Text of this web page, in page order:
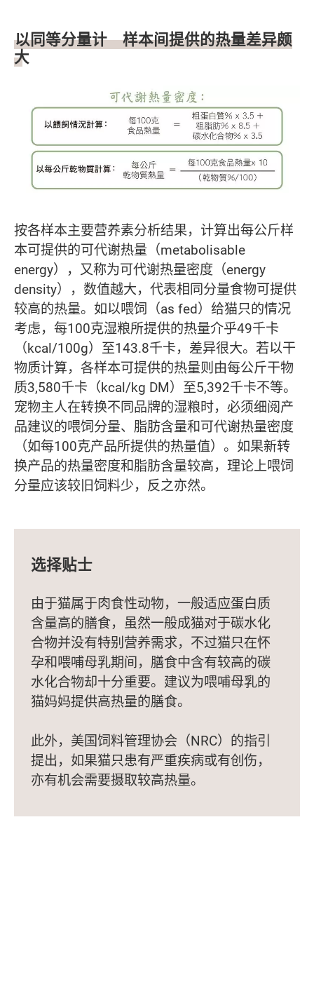
以同等分量计 样本间提供的热量差异颇
大
按各样本主要营养素分析结果，计算出每公斤样
本可提供的可代谢热量（metabolisable
energy），又称为可代谢热量密度（energy
density），数值越大，代表相同分量食物可提供
较高的热量。如以喂饲（as fed）给猫只的情况
考虑，每100克湿粮所提供的热量介乎49千卡
（kcal/100g）至143.8千卡，差异很大。若以干
物质计算，各样本可提供的热量则由每公斤干物
质3,580千卡（kcal/kg DM）至5,392千卡不等。
宠物主人在转换不同品牌的湿粮时，必须细阅产
品建议的喂饲分量、脂肪含量和可代谢热量密度
（如每100克产品所提供的热量值）。如果新转
换产品的热量密度和脂肪含量较高，理论上喂饲
分量应该较旧饲料少，反之亦然。
选择贴士
由于猫属于肉食性动物，一般适应蛋白质
含量高的膳食，虽然一般成猫对于碳水化
合物并没有特别营养需求，不过猫只在怀
孕和喂哺母乳期间，膳食中含有较高的碳
水化合物却十分重要。建议为喂哺母乳的
猫妈妈提供高热量的膳食。
此外，美国饲料管理协会（NRC）的指引
提出，如果猫只患有严重疾病或有创伤，
亦有机会需要摄取较高热量。